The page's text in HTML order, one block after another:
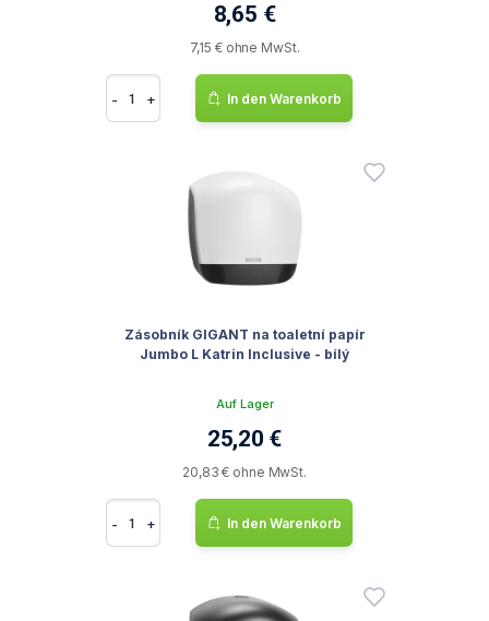
8,65 €
7,15 € ohne MwSt.
- + In den Warenkorb
Zásobník GIGANT na toaletní papír
Jumbo L Katrin Inclusive - bílý
Auf Lager
25,20 €
20,83 € ohne MwSt.
- + In den Warenkorb